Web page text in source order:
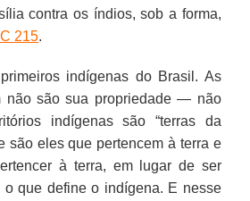
contra os índios, sob a forma,
215.
indígenas do Brasil. As
não são sua propriedade — não
indígenas são “terras da
são eles que pertencem à terra e
à terra, em lugar de ser
o que define o indígena. E nesse